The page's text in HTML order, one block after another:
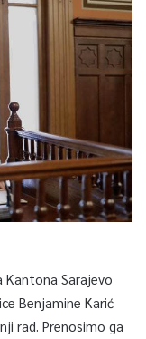
Kantona Sarajevo
Benjamine Karić
rad. Prenosimo ga